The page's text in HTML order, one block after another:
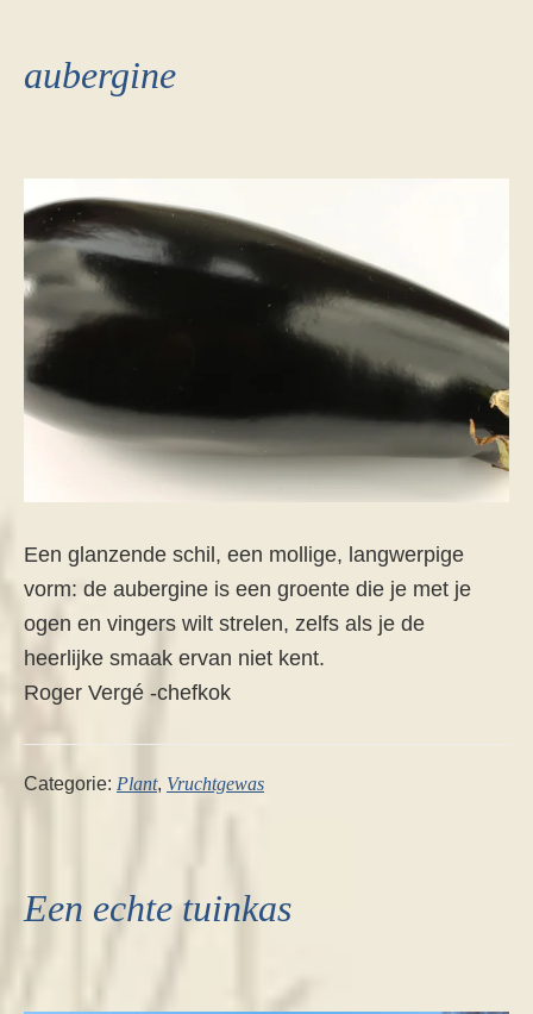
aubergine
Een glanzende schil, een mollige, langwerpige
vorm: de aubergine is een groente die je met je
ogen en vingers wilt strelen, zelfs als je de
heerlijke smaak ervan niet kent.
Roger Vergé -chefkok
Categorie: Plant, Vruchtgewas
Een echte tuinkas